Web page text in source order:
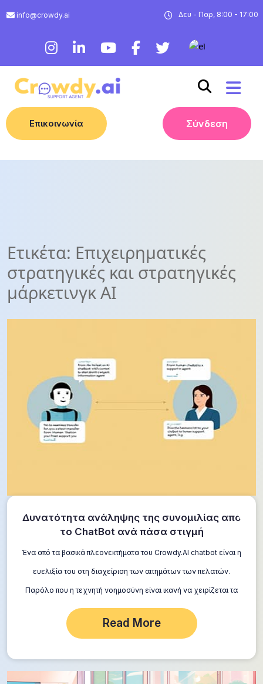
info@crowdy.ai Δευ - Παρ, 8:00 - 17:00
Επικοινωνία Σύνδεση
Ετικέτα: Επιχειρηματικές
στρατηγικές και στρατηγικές
μάρκετινγκ AI
Δυνατότητα ανάληψης της συνομιλίας από
το ChatBot ανά πάσα στιγμή
Ένα από τα βασικά πλεονεκτήματα του Crowdy.AI chatbot είναι η
ευελιξία του στη διαχείριση των αιτημάτων των πελατών.
Παρόλο που η τεχνητή νοημοσύνη είναι ικανή να χειρίζεται τα
περισσότερα αιτήματα…
Read More